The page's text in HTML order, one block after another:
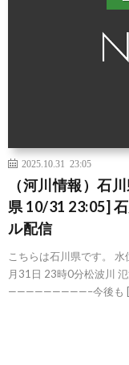
2025.10.31 23:05
（河川情報）石
県 10/31 23:05]
ル配信
こちらは石川県です。
月31日 23時0分松波川
—————————–今後も